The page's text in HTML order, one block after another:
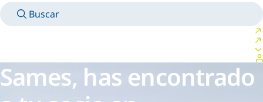
Buscar
Sames, has encontrado